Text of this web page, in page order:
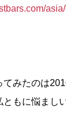
みたのは
もに悩まし